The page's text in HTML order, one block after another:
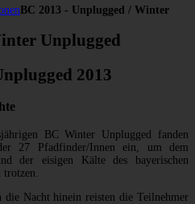
BC 2013 - Unplugged / Winter
Unplugged
2013
BC Winter Unplugged fanden
27 Pfadfinder/Innen ein, um dem
der eisigen Kälte des bayerischen
trotzen.
Nacht hinein reisten die Teilnehmer